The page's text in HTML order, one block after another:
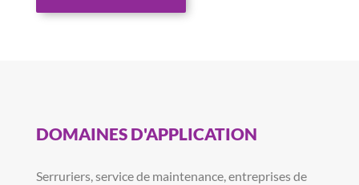
DOMAINES D'APPLICATION
Serruriers, service de maintenance, entreprises de